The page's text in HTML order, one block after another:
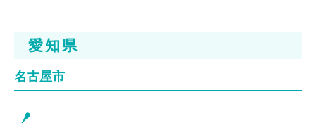
愛知県
名古屋市